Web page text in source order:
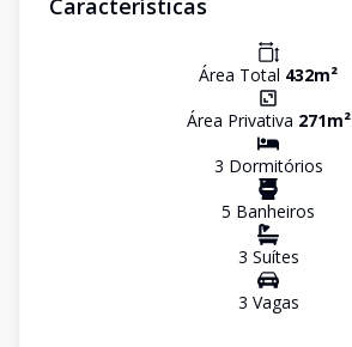
Características
Área Total 432m²
Área Privativa 271m²
3 Dormitórios
5 Banheiros
3 Suítes
3 Vagas